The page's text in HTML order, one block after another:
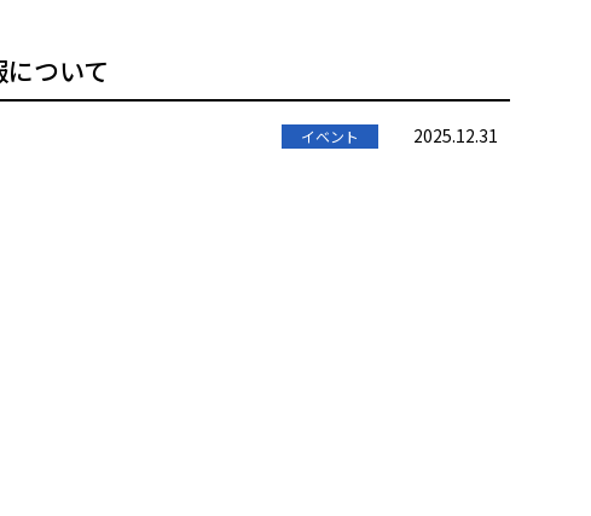
ついて
イベント 2025.12.31